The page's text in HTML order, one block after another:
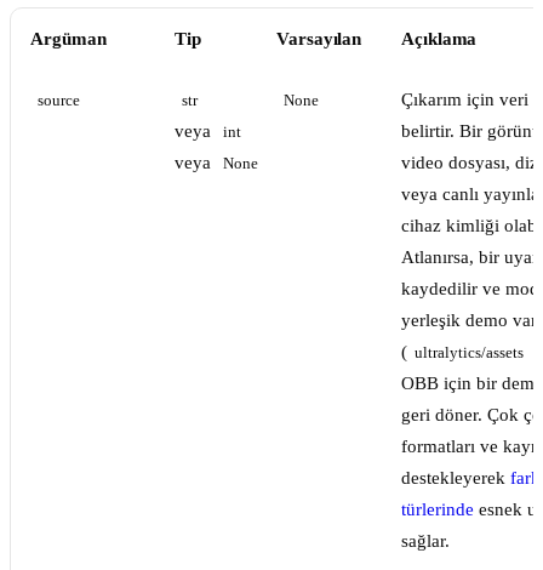
Argüman Tip Varsayılan Açıklama
source str
veya int
veya None
None
Çıkarım için veri
belirtir. Bir
video dosyası,
veya canlı
cihaz kimliği
Atlanırsa, bir
kaydedilir ve
yerleşik demo
( ultralytics/assets
OBB için bir
geri döner. Çok
formatları ve
destekleyerek
türlerinde esnek
sağlar.